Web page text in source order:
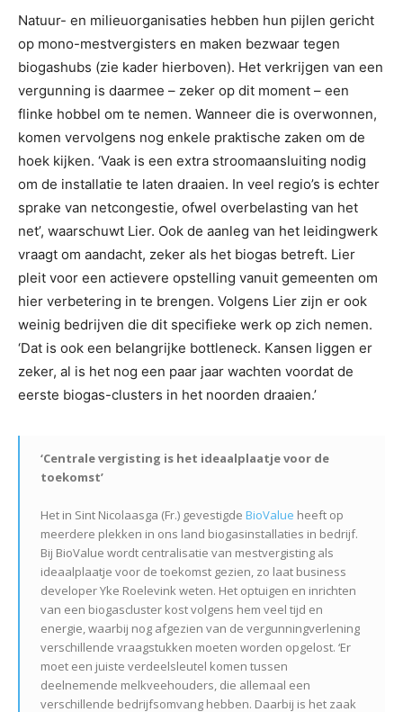
Natuur- en milieuorganisaties hebben hun pijlen gericht
op mono-mestvergisters en maken bezwaar tegen
biogashubs (zie kader hierboven). Het verkrijgen van een
vergunning is daarmee – zeker op dit moment – een
flinke hobbel om te nemen. Wanneer die is overwonnen,
komen vervolgens nog enkele praktische zaken om de
hoek kijken. ‘Vaak is een extra stroomaansluiting nodig
om de installatie te laten draaien. In veel regio’s is echter
sprake van netcongestie, ofwel overbelasting van het
net’, waarschuwt Lier. Ook de aanleg van het leidingwerk
vraagt om aandacht, zeker als het biogas betreft. Lier
pleit voor een actievere opstelling vanuit gemeenten om
hier verbetering in te brengen. Volgens Lier zijn er ook
weinig bedrijven die dit specifieke werk op zich nemen.
‘Dat is ook een belangrijke bottleneck. Kansen liggen er
zeker, al is het nog een paar jaar wachten voordat de
eerste biogas-clusters in het noorden draaien.’
‘Centrale vergisting is het ideaalplaatje voor de
toekomst’
Het in Sint Nicolaasga (Fr.) gevestigde BioValue heeft op
meerdere plekken in ons land biogasinstallaties in bedrijf.
Bij BioValue wordt centralisatie van mestvergisting als
ideaalplaatje voor de toekomst gezien, zo laat business
developer Yke Roelevink weten. Het optuigen en inrichten
van een biogascluster kost volgens hem veel tijd en
energie, waarbij nog afgezien van de vergunningverlening
verschillende vraagstukken moeten worden opgelost. ‘Er
moet een juiste verdeelsleutel komen tussen
deelnemende melkveehouders, die allemaal een
verschillende bedrijfsomvang hebben. Daarbij is het zaak